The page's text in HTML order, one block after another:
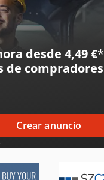
desde 4,49 €*
de compradores
Crear anuncio